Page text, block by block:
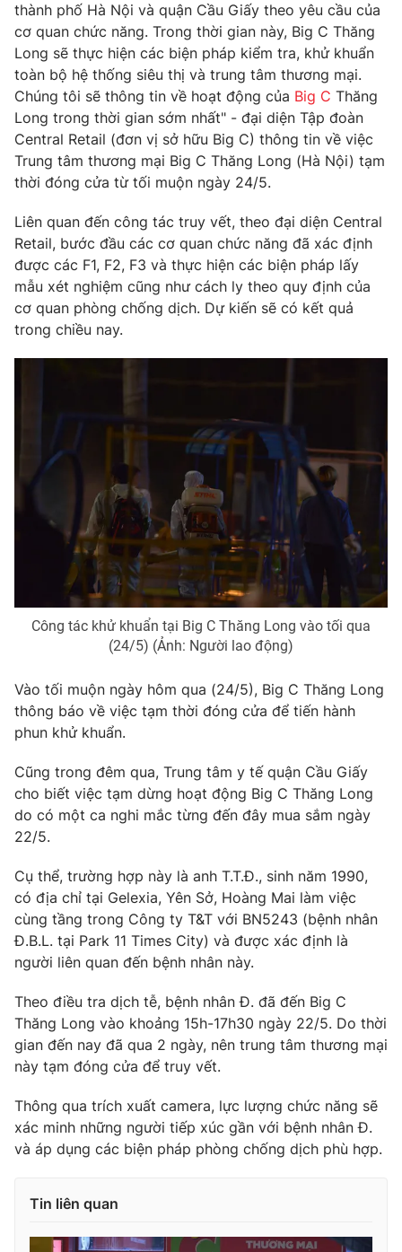
Góc doanh nghiệp
Truyền hình
Phim VTV
Hậu trường
Nhân vật
Khán giả
Giải sao mai
Giải trí
Điện ảnh
Âm nhạc
Sao
Đời sống
Du lịch
Làm đẹp
Chất lượng cuộc sống
Giáo dục
Học trực tuyến
Công nghệ
Hitech Công nghệ tương lai
Sản phẩm
Thị trường
Giao lưu trực tuyến
Lịch phát sóng
Podcast
Infographic
Video Shorts video
VTV Money VTV Thể thao
VTV Sức khoẻ Bất động sản
Thị trường 24h Tấm lòng Việt
VTV4
VTV9 VTV8
Liên hệ tòa soạn
THỜI BÁO VTV
Theo dõi báo trên
Cơ quan chủ quản:Đài Truyền hình Việt Nam
Cơ quan báo chí:Thời báo VTV
Giấy phép hoạt động báo in và báo điện tử số 483/GP-BTTTT
cấp ngày 29/12/2023
Nguyễn Trọng Ninh
Tổng đài VTV:024.38 355 931 - 024.38 355 932
thành phố Hà Nội và quận Cầu Giấy theo yêu cầu của
cơ quan chức năng. Trong thời gian này, Big C Thăng
Long sẽ thực hiện các biện pháp kiểm tra, khử khuẩn
toàn bộ hệ thống siêu thị và trung tâm thương mại.
Chúng tôi sẽ thông tin về hoạt động của Big C Thăng
Long trong thời gian sớm nhất" - đại diện Tập đoàn
Central Retail (đơn vị sở hữu Big C) thông tin về việc
Trung tâm thương mại Big C Thăng Long (Hà Nội) tạm
thời đóng cửa từ tối muộn ngày 24/5.
Liên quan đến công tác truy vết, theo đại diện Central
Retail, bước đầu các cơ quan chức năng đã xác định
được các F1, F2, F3 và thực hiện các biện pháp lấy
mẫu xét nghiệm cũng như cách ly theo quy định của
cơ quan phòng chống dịch. Dự kiến sẽ có kết quả
trong chiều nay.
Công tác khử khuẩn tại Big C Thăng Long vào tối qua
(24/5) (Ảnh: Người lao động)
Vào tối muộn ngày hôm qua (24/5), Big C Thăng Long
thông báo về việc tạm thời đóng cửa để tiến hành
phun khử khuẩn.
Cũng trong đêm qua, Trung tâm y tế quận Cầu Giấy
cho biết việc tạm dừng hoạt động Big C Thăng Long
do có một ca nghi mắc từng đến đây mua sắm ngày
22/5.
Cụ thể, trường hợp này là anh T.T.Đ., sinh năm 1990,
có địa chỉ tại Gelexia, Yên Sở, Hoàng Mai làm việc
cùng tầng trong Công ty T&T với BN5243 (bệnh nhân
Đ.B.L. tại Park 11 Times City) và được xác định là
người liên quan đến bệnh nhân này.
Theo điều tra dịch tễ, bệnh nhân Đ. đã đến Big C
Thăng Long vào khoảng 15h-17h30 ngày 22/5. Do thời
gian đến nay đã qua 2 ngày, nên trung tâm thương mại
này tạm đóng cửa để truy vết.
Thông qua trích xuất camera, lực lượng chức năng sẽ
xác minh những người tiếp xúc gần với bệnh nhân Đ.
và áp dụng các biện pháp phòng chống dịch phù hợp.
Tin liên quan